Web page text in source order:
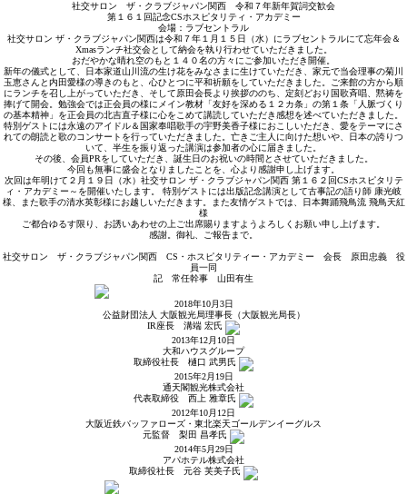
社交サロン ザ・クラブジャパン関西 令和７年新年賀詞交歓会
第１６１回記念CSホスピタリティ・アカデミー
会場：ラブセントラル
社交サロン ザ・クラブジャパン関西は令和７年１月１５日（水）にラブセントラルにて忘年会＆
Xmasランチ社交会として納会を執り行わせていただきました。
おだやかな晴れ空のもと１４０名の方々にご参加いただき開催。
新年の儀式として、日本家道山川流の生け花をみなさまに生けていただき、家元で当会理事の菊川
玉恵さんと内田愛様の導きのもと、心ひとつに平和祈願をしていただきました。ご来館の方から順
にランチを召し上がっていただき、そして原田会長より挨拶ののち、定刻どおり国歌斉唱、黙祷を
捧げて開会。勉強会では正会員の様にメイン教材「友好を深める１２カ条」の第１条「人脈づくり
の基本精神」を正会員の北吉直子様に心をこめて講読していただき感想を述べていただきました。
特別ゲストには永遠のアイドル＆国家奉唱歌手の宇野美香子様におこしいただき、愛をテーマにさ
れての朗読と歌のコンサートを行っていただきました。亡きご主人に向けた想いや、日本の誇りつ
いて、半生を振り返った講演は参加者の心に届きました。
その後、会員PRをしていただき、誕生日のお祝いの時間とさせていただきました。
今回も無事に盛会となりましたことを、心より感謝申し上げます。
次回は年明けて２月１９日（水）社交サロン ザ・クラブジャパン関西 第１６２回CSホスピタリテ
ィ・アカデミー～を開催いたします。 特別ゲストには出版記念講演として古事記の語り師 康光岐
様、また歌手の清水英彰様にお越しいただきます。また友情ゲストでは、日本舞踊飛鳥流 飛鳥天紅
様
ご都合ゆるす限り、お誘いあわせの上ご出席賜りますようよろしくお願い申し上げます。
感謝。御礼、ご報告まで。
社交サロン ザ・クラブジャパン関西 CS・ホスピタリティー・アカデミー 会長 原田忠義 役
員一同
記 常任幹事 山田有生
2018年10月3日
公益財団法人 大阪観光局理事長（大阪観光局長）
IR座長 溝端 宏氏
2013年12月10日
大和ハウスグループ
取締役社長 樋口 武男氏
2015年2月19日
通天閣観光株式会社
代表取締役 西上 雅章氏
2012年10月12日
大阪近鉄バッファローズ・東北楽天ゴールデンイーグルス
元監督 梨田 昌孝氏
2014年5月29日
アパホテル株式会社
取締役社長 元谷 芙美子氏